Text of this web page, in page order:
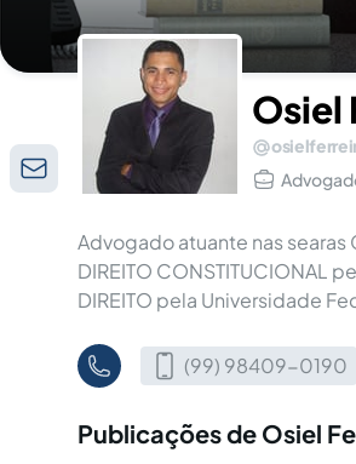
Osiel
Advogado atuante nas searas
DIREITO CONSTITUCIONAL
DIREITO pela Universidade
(99) 98409-0190
Publicações de Osiel